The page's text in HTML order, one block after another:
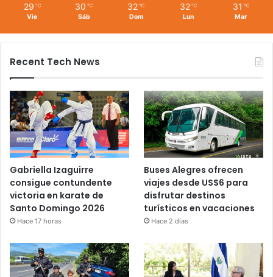
29 ℃
Vie
30 ℃
Sáb
32 ℃
Dom
32 ℃
Lun
31 ℃
Mar
Recent Tech News
Gabriella Izaguirre
consigue contundente
victoria en karate de
Santo Domingo 2026
Hace 17 horas
Buses Alegres ofrecen
viajes desde US$6 para
disfrutar destinos
turísticos en vacaciones
Hace 2 días